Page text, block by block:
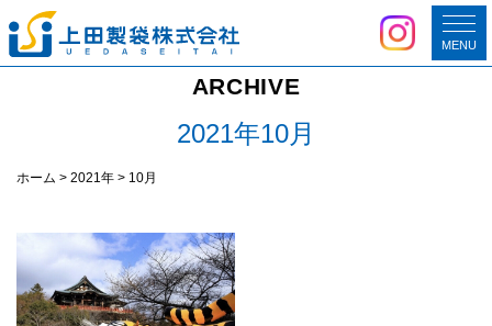
MENU
ARCHIVE
2021年10月
ホーム > 2021年 > 10月